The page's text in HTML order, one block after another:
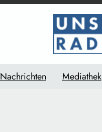
Nachrichten Mediathek